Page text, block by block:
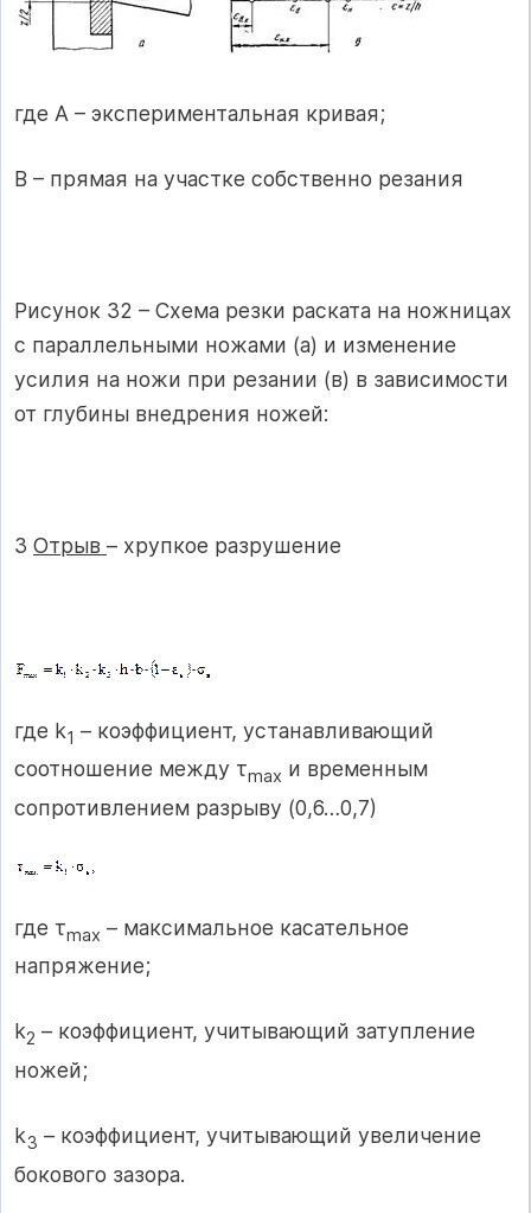
где А – экспериментальная кривая;
В – прямая на участке собственно резания
Рисунок 32 – Схема резки раската на ножницах
с параллельными ножами (а) и изменение
усилия на ножи при резании (в) в зависимости
от глубины внедрения ножей:
3 Отрыв – хрупкое разрушение
где k1 – коэффициент, устанавливающий
соотношение между τmax и временным
сопротивлением разрыву (0,6…0,7)
где τmax – максимальное касательное
напряжение;
k2 – коэффициент, учитывающий затупление
ножей;
k3 – коэффициент, учитывающий увеличение
бокового зазора.